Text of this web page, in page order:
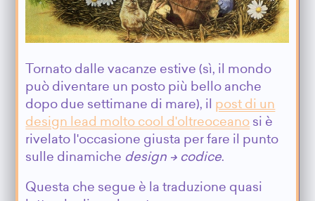
Tornato dalle vacanze estive (sì, il mondo
può diventare un posto più bello anche
dopo due settimane di mare), il post di un
design lead molto cool d'oltreoceano si è
rivelato l'occasione giusta per fare il punto
sulle dinamiche design -> codice.
Questa che segue è la traduzione quasi